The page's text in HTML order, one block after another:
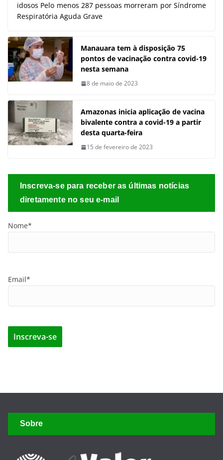
idosos Pelo menos 287 pessoas morreram por Síndrome
Respiratória Aguda Grave
Manauara tem à disposição 75
pontos de vacinação contra covid-19
nesta semana
8 de maio de 2023
Amazonas inicia aplicação de vacina
bivalente contra a covid-19 a partir
desta quarta-feira
15 de fevereiro de 2023
Inscreva-se para receber as últimas notícias
diretamente no seu e-mail
Nome*
Email*
Sobre